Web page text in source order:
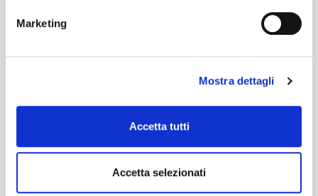
Marketing
Mostra dettagli
Accetta tutti
Accetta selezionati
Certification characteristics